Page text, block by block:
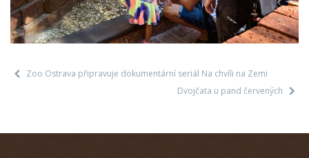
Zoo Ostrava připravuje dokumentární seriál Na chvíli na Zemi
Dvojčata u pand červených